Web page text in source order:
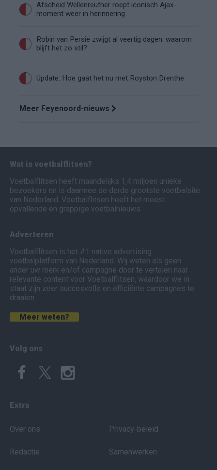
Afscheid Wellenreuther roept iconisch Ajax-
moment weer in herinnering
Robin van Persie zwijgt al veertig dagen: waarom
blijft het zo stil?
Update: Hoe gaat het nu met Royston Drenthe
Meer Feyenoord-nieuws
Wat is voetbalflitsen?
Voetbalflitsen heeft maandelijks 1,4 miljoen unieke
bezoekers en is daarmee de derde grootste voetbalsite
van Nederland. Voetbalflitsen heeft het meest
opvallende en grappige voetbalnieuws.
Adverteren
Voetbalflitsen is het #1 native advertising
voetbalplatform van Nederland. Wij weten als geen
ander uw merk en/of campagne door te vertalen naar
relevante content voor Voetbalflitsen, waardoor we in
staat zijn zeer succesvolle en efficiënte campagnes te
draaien.
Meer weten?
Volg ons
Extra
Over ons
Redactie
Privacy-beleid
Samenwerken